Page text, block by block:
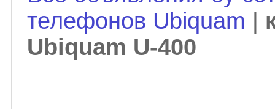
телефонов Ubiquam
Ubiquam U-400